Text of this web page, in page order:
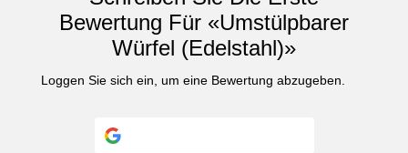
Bewertung Für «Umstülpbarer
Würfel (Edelstahl)»
Loggen Sie sich ein , um eine Bewertung abzugeben.